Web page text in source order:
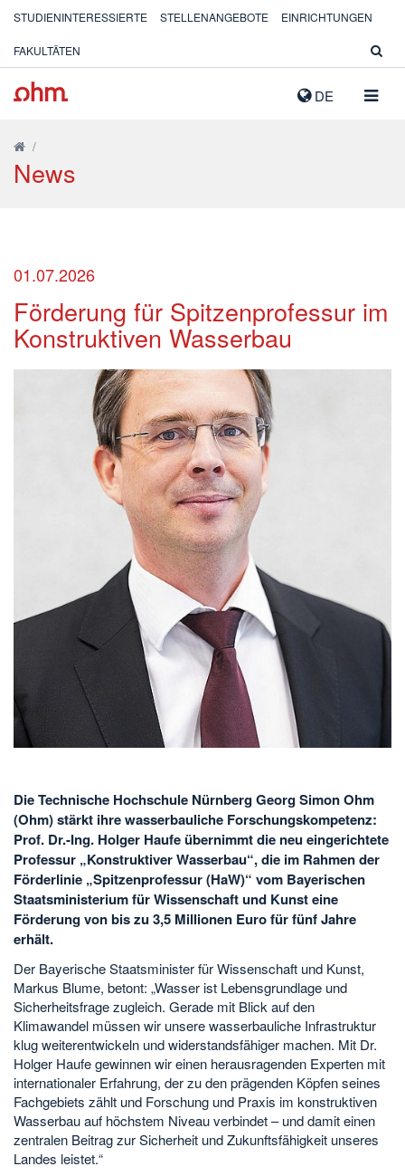
DE
STUDIENINTERESSIERTE STELLENANGEBOTE EINRICHTUNGEN
FAKULTÄTEN
/
News
01.07.2026
Förderung für Spitzenprofessur im
Konstruktiven Wasserbau
Die Technische Hochschule Nürnberg Georg Simon Ohm
(Ohm) stärkt ihre wasserbauliche Forschungskompetenz:
Prof. Dr.-Ing. Holger Haufe übernimmt die neu eingerichtete
Professur „Konstruktiver Wasserbau“, die im Rahmen der
Förderlinie „Spitzenprofessur (HaW)“ vom Bayerischen
Staatsministerium für Wissenschaft und Kunst eine
Förderung von bis zu 3,5 Millionen Euro für fünf Jahre
erhält.
Der Bayerische Staatsminister für Wissenschaft und Kunst,
Markus Blume, betont: „Wasser ist Lebensgrundlage und
Sicherheitsfrage zugleich. Gerade mit Blick auf den
Klimawandel müssen wir unsere wasserbauliche Infrastruktur
klug weiterentwickeln und widerstandsfähiger machen. Mit Dr.
Holger Haufe gewinnen wir einen herausragenden Experten mit
internationaler Erfahrung, der zu den prägenden Köpfen seines
Fachgebiets zählt und Forschung und Praxis im konstruktiven
Wasserbau auf höchstem Niveau verbindet – und damit einen
zentralen Beitrag zur Sicherheit und Zukunftsfähigkeit unseres
Landes leistet.“